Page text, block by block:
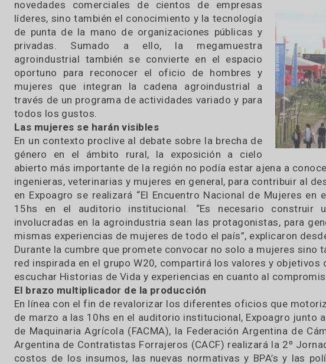
actividades.
La muestra se prepara para albergar no sólo las
novedades comerciales de cientos de empresas
líderes, sino también el conocimiento y la tecnología
de punta de la mano de organizaciones públicas y
privadas. Sumado a ello, la megamuestra
agroindustrial también se convierte en el espacio
oportuno para reconocer el oficio de hombres y
mujeres que integran la cadena agroindustrial a
través de un programa de actividades variado y para
todos los gustos.
Las mujeres se harán visibles
En un contexto proclive al debate sobre la brecha de
género en el ámbito rural, la exposición a cielo
abierto más importante de la región no podía estar ajena
ingenieras, veterinarias y mujeres en general, para
en Expoagro se realizará “El Encuentro Nacional de
15hs en el auditorio institucional. “Es necesario
involucradas en la agroindustria sean las protagonistas,
mismas experiencias de mujeres de todo el país”,
Durante la cumbre que promete convocar no solo a
red inspirada en el grupo W20, compartirá los valores y